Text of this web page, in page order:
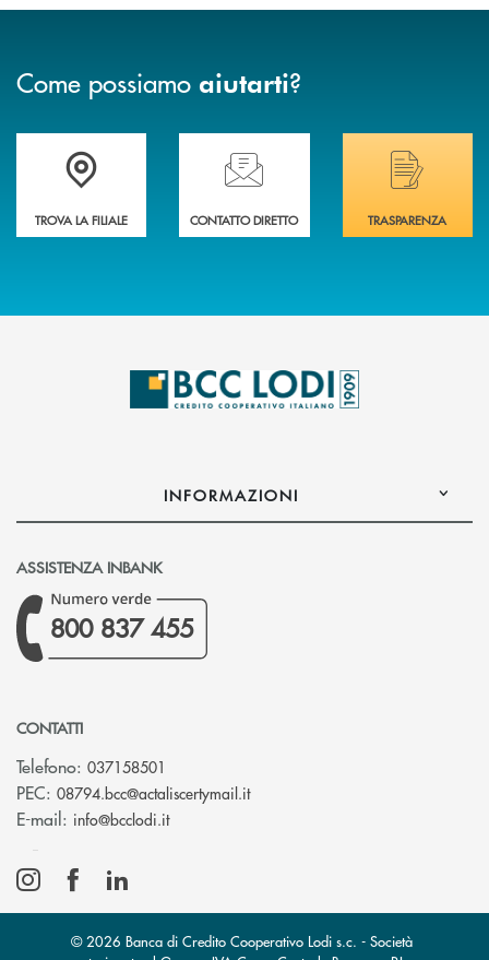
Come possiamo aiutarti?
Trova la filiale più vicina a Te
TROVA LA FILIALE
Hai bisogno di assistenza immediata?
CONTATTO DIRETTO
Hai bisogno di
TRASPARENZA
INFORMAZIONI
ASSISTENZA INBANK
800 837 455
CONTATTI
Telefono: 037158501
PEC: 08794.bcc@actaliscertymail.it(si apre l’app di posta
E-mail: info@bcclodi.it(si apre l’app di posta elettronica)
© 2026 Banca di Credito Cooperativo Lodi s.c. - Società